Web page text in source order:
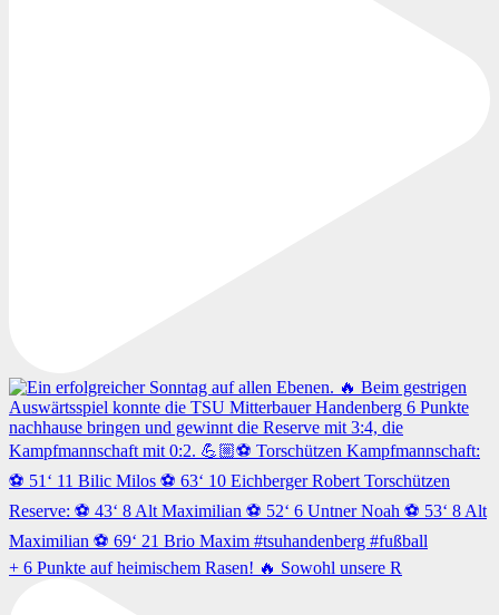
+ 6 Punkte auf heimischem Rasen! 🔥 Sowohl unsere R